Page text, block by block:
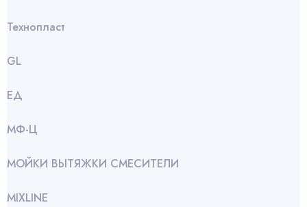
Технопласт
GL
ЕД
МФ-Ц
МОЙКИ ВЫТЯЖКИ СМЕСИТЕЛИ
МIXLINE